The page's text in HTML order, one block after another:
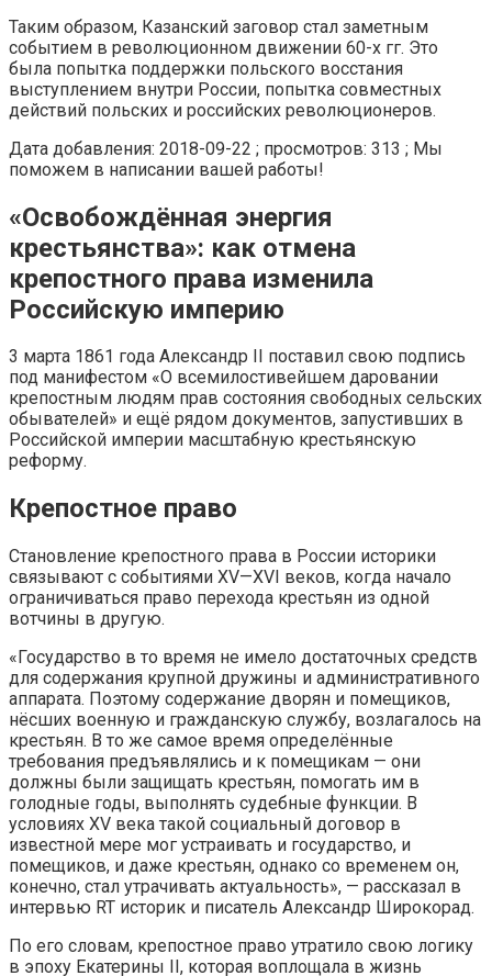
Таким образом, Казанский заговор стал заметным
событием в революци­онном движении 60-х гг. Это
была попытка поддержки польского восстания
выступлением внутри России, попытка совместных
действий польских и российских революционеров.
Дата добавления: 2018-09-22 ; просмотров: 313 ; Мы
поможем в написании вашей работы!
«Освобождённая энергия
крестьянства»: как отмена
крепостного права изменила
Российскую империю
3 марта 1861 года Александр II поставил свою подпись
под манифестом «О всемилостивейшем даровании
крепостным людям прав состояния свободных сельских
обывателей» и ещё рядом документов, запустивших в
Российской империи масштабную крестьянскую
реформу.
Крепостное право
Становление крепостного права в России историки
связывают с событиями XV—XVI веков, когда начало
ограничиваться право перехода крестьян из одной
вотчины в другую.
«Государство в то время не имело достаточных средств
для содержания крупной дружины и административного
аппарата. Поэтому содержание дворян и помещиков,
нёсших военную и гражданскую службу, возлагалось на
крестьян. В то же самое время определённые
требования предъявлялись и к помещикам — они
должны были защищать крестьян, помогать им в
голодные годы, выполнять судебные функции. В
условиях XV века такой социальный договор в
известной мере мог устраивать и государство, и
помещиков, и даже крестьян, однако со временем он,
конечно, стал утрачивать актуальность», — рассказал в
интервью RT историк и писатель Александр Широкорад.
По его словам, крепостное право утратило свою логику
в эпоху Екатерины II, которая воплощала в жизнь